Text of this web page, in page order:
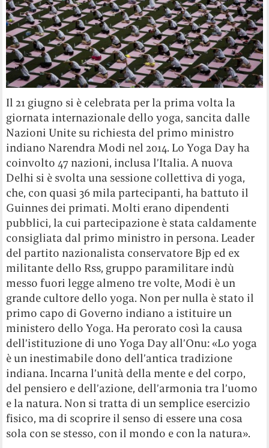
Il 21 giugno si è celebrata per la prima volta la
giornata internazionale dello yoga, sancita dalle
Nazioni Unite su richiesta del primo ministro
indiano Narendra Modi nel 2014. Lo Yoga Day ha
coinvolto 47 nazioni, inclusa l’Italia. A nuova
Delhi si è svolta una sessione collettiva di yoga,
che, con quasi 36 mila partecipanti, ha battuto il
Guinnes dei primati. Molti erano dipendenti
pubblici, la cui partecipazione è stata caldamente
consigliata dal primo ministro in persona. Leader
del partito nazionalista conservatore Bjp ed ex
militante dello Rss, gruppo paramilitare indù
messo fuori legge almeno tre volte, Modi è un
grande cultore dello yoga. Non per nulla è stato il
primo capo di Governo indiano a istituire un
ministero dello Yoga. Ha perorato così la causa
dell’istituzione di uno Yoga Day all’Onu: «Lo yoga
è un inestimabile dono dell’antica tradizione
indiana. Incarna l’unità della mente e del corpo,
del pensiero e dell’azione, dell’armonia tra l’uomo
e la natura. Non si tratta di un semplice esercizio
fisico, ma di scoprire il senso di essere una cosa
sola con se stesso, con il mondo e con la natura».